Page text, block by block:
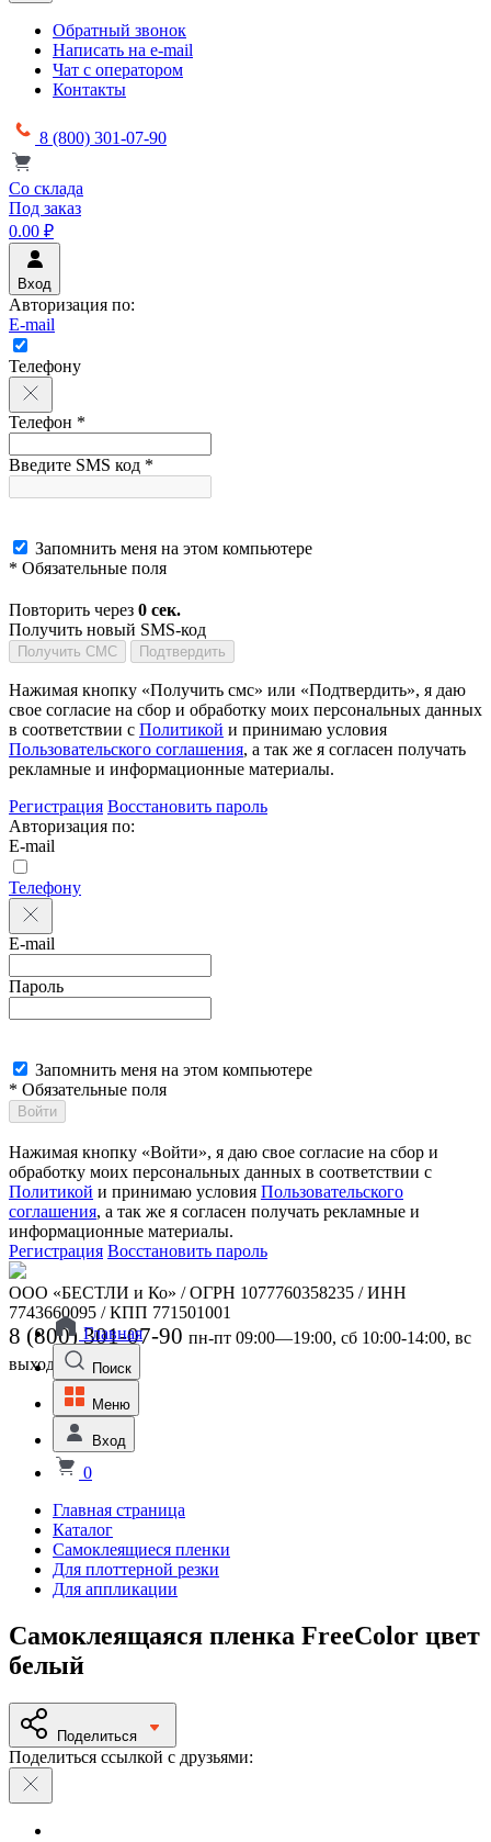
Обратный звонок
Написать на e-mail
Чат с оператором
Контакты
8 (800) 301-07-90
Со склада
Под заказ
0.00 ₽
Вход
Авторизация по:
E-mail
Телефону
Телефон *
Введите SMS код *
Запомнить меня на этом компьютере
* Обязательные поля
Повторить через 0 сек.
Получить новый SMS-код
Получить СМС Подтвердить
Нажимая кнопку «Получить смс» или «Подтвердить», я даю
свое согласие на сбор и обработку моих персональных данных
в соответствии с Политикой и принимаю условия
Пользовательского соглашения, а так же я согласен получать
рекламные и информационные материалы.
Регистрация Восстановить пароль
Авторизация по:
E-mail
Телефону
E-mail
Пароль
Запомнить меня на этом компьютере
* Обязательные поля
Войти
Нажимая кнопку «Войти», я даю свое согласие на сбор и
обработку моих персональных данных в соответствии с
Политикой и принимаю условия Пользовательского
соглашения, а так же я согласен получать рекламные и
информационные материалы.
Регистрация Восстановить пароль
ООО «БЕСТЛИ и Ко» / ОГРН 1077760358235 / ИНН
7743660095 / КПП 771501001
8 (800) 301-07-90 пн-пт 09:00—19:00, сб 10:00-14:00, вс
выходной
Главная
Поиск
Меню
Вход
0
Главная страница
Каталог
Самоклеящиеся пленки
Для плоттерной резки
Для аппликации
Самоклеящаяся пленка FreeColor цвет
белый
Поделиться
Поделиться ссылкой с друзьями: